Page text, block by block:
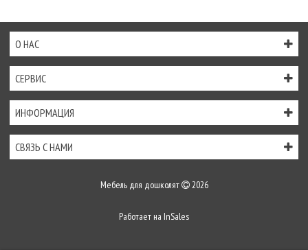
О НАС
СЕРВИС
ИНФОРМАЦИЯ
СВЯЗЬ С НАМИ
Мебель для дошколят 2026
Работает на InSales